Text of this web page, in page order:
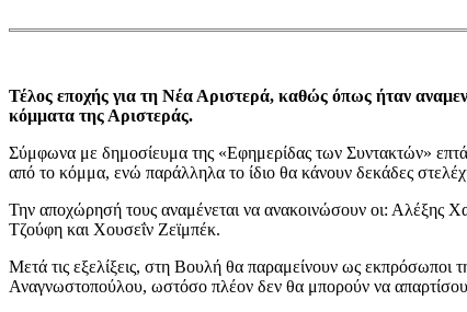
Τέλος εποχής για τη Νέα Αριστερά, καθώς όπως ήταν
κόμματα της Αριστεράς.
Σύμφωνα με δημοσίευμα της «Εφημερίδας των Συντακτών»
από το κόμμα, ενώ παράλληλα το ίδιο θα κάνουν δεκάδες
Την αποχώρησή τους αναμένεται να ανακοινώσουν οι:
Τζούφη και Χουσεΐν Ζεϊμπέκ.
Μετά τις εξελίξεις, στη Βουλή θα παραμείνουν ως
Αναγνωστοπούλου, ωστόσο πλέον δεν θα μπορούν να